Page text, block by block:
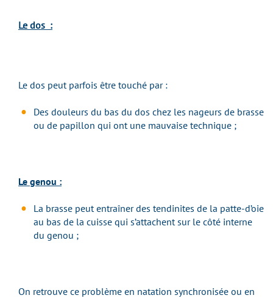
Le dos :
Le dos peut parfois être touché par :
Des douleurs du bas du dos chez les nageurs de brasse
ou de papillon qui ont une mauvaise technique ;
Le genou :
La brasse peut entraîner des tendinites de la patte-d’oie
au bas de la cuisse qui s’attachent sur le côté interne
du genou ;
On retrouve ce problème en natation synchronisée ou en